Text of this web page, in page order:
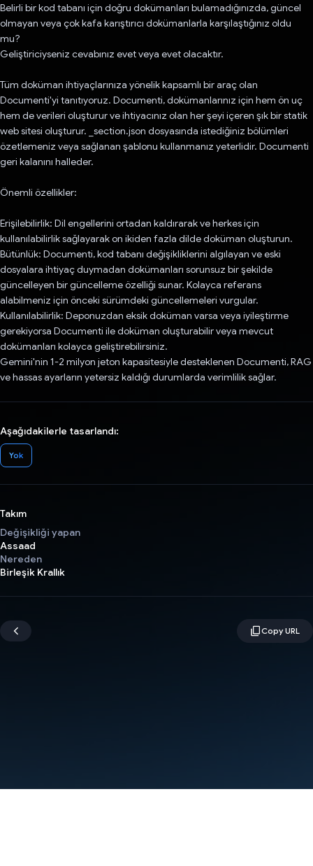
Belirli bir kod tabanı için doğru dokümanları bulamadığınızda, güncel
olmayan veya çok kafa karıştırıcı dokümanlarla karşılaştığınız oldu
mu?
Geliştiriciyseniz cevabınız evet veya evet olacaktır.
Tüm doküman ihtiyaçlarınıza yönelik kapsamlı bir araç olan
Documenti'yi tanıtıyoruz. Documenti, dokümanlarınız için hem ön uç
hem de verileri oluşturur ve ihtiyacınız olan her şeyi içeren şık bir statik
web sitesi oluşturur. _section.json dosyasında istediğiniz bölümleri
özetlemeniz veya sağlanan şablonu kullanmanız yeterlidir. Documenti
geri kalanını halleder.
Önemli özellikler:
Erişilebilirlik: Dil engellerini ortadan kaldırarak ve herkes için
kullanılabilirlik sağlayarak on ikiden fazla dilde doküman oluşturun.
Bütünlük: Documenti, kod tabanı değişikliklerini algılayan ve eski
dosyalara ihtiyaç duymadan dokümanları sorunsuz bir şekilde
güncelleyen bir güncelleme özelliği sunar. Kolayca referans
alabilmeniz için önceki sürümdeki güncellemeleri vurgular.
Kullanılabilirlik: Deponuzdan eksik doküman varsa veya iyileştirme
gerekiyorsa Documenti ile doküman oluşturabilir veya mevcut
dokümanları kolayca geliştirebilirsiniz.
Gemini'nin 1-2 milyon jeton kapasitesiyle desteklenen Documenti, RAG
ve hassas ayarların yetersiz kaldığı durumlarda verimlilik sağlar.
Aşağıdakilerle tasarlandı:
Yok
Takım
Değişikliği yapan
Assaad
Nereden
Birleşik Krallık